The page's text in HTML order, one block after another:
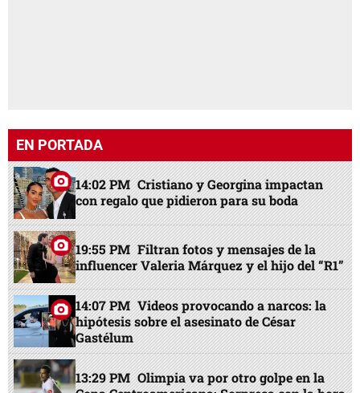
EN PORTADA
14:02 PM Cristiano y Georgina impactan
con regalo que pidieron para su boda
19:55 PM Filtran fotos y mensajes de la
influencer Valeria Márquez y el hijo del “R1”
14:07 PM Videos provocando a narcos: la
hipótesis sobre el asesinato de César
Gastélum
13:29 PM Olimpia va por otro golpe en la